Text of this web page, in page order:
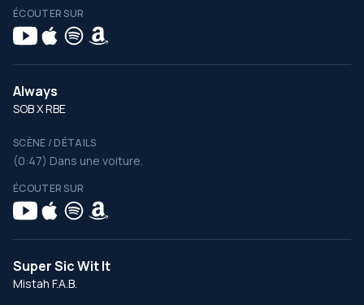
ÉCOUTER SUR
Always
SOB X RBE
SCÈNE / DÉTAILS
(0:47) Dans une voiture.
ÉCOUTER SUR
Super Sic Wit It
Mistah F.A.B.